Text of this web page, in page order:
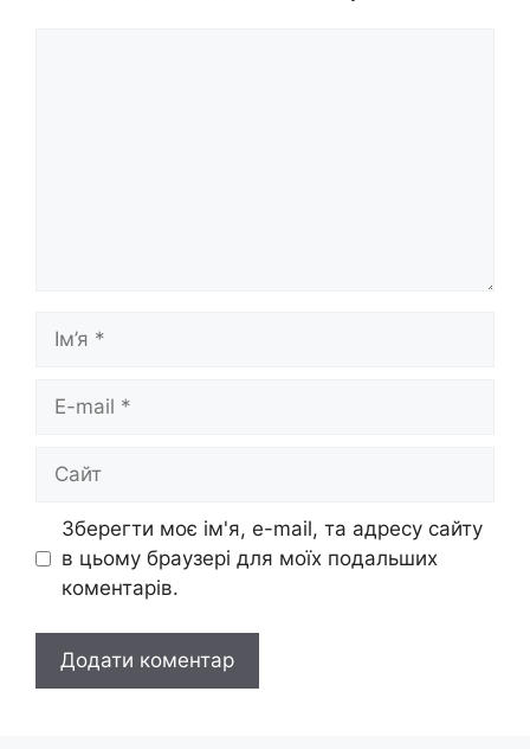
mail
Зберегти моє ім'я, e-mail, та адресу сайту
в цьому браузері для моїх подальших
коментарів.